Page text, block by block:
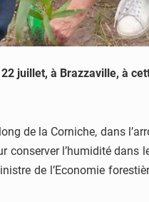
juillet, à Brazzaville, à
de la Corniche, dans
l’humidité
de l’Economie